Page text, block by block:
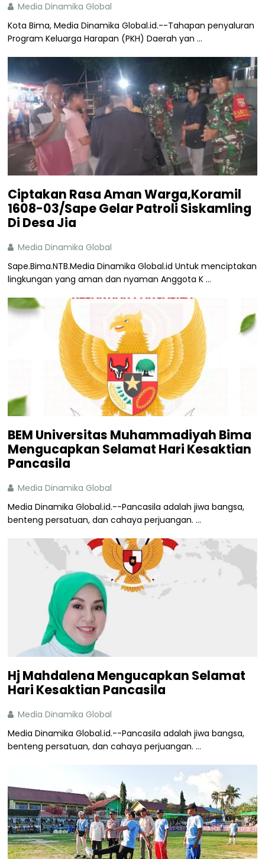
Media Dinamika Global
Kota Bima, Media Dinamika Global.id.--Tahapan penyaluran
Program Keluarga Harapan (PKH) Daerah yan ...
Ciptakan Rasa Aman Warga,Koramil
1608-03/Sape Gelar Patroli Siskamling
Di Desa Jia
Media Dinamika Global
Sape.Bima.NTB.Media Dinamika Global.id Untuk menciptakan
lingkungan yang aman dan nyaman Anggota K ...
BEM Universitas Muhammadiyah Bima
Mengucapkan Selamat Hari Kesaktian
Pancasila
Media Dinamika Global
Media Dinamika Global.id.--Pancasila adalah jiwa bangsa,
benteng persatuan, dan cahaya perjuangan. ...
Hj Mahdalena Mengucapkan Selamat
Hari Kesaktian Pancasila
Media Dinamika Global
Media Dinamika Global.id.--Pancasila adalah jiwa bangsa,
benteng persatuan, dan cahaya perjuangan. ...